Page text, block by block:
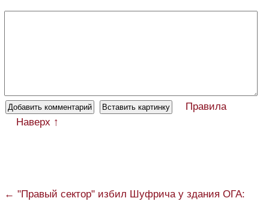
Правила
Наверх ↑
← "Правый сектор" избил Шуфрича у здания ОГА: